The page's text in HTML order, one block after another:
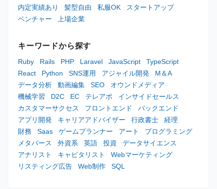
内定実績あり
髪型自由 私服OK
スタートアップ
ベンチャー
上場企業
キーワードから探す
Ruby Rails PHP Laravel JavaScript
TypeScript
React
Python SNS運用 アジャイル開発
M＆A
データ分析
動画編集 SEO
オウンドメディア
機械学習
D2C EC テレアポ
インサイドセールス
カスタマーサクセス
フロントエンド
バックエンド
アプリ開発
キャリアアドバイザー 行政書士
経理
財務
Saas ゲームプランナー アート
プログラミング
メタバース
外資系 英語 投資
データサイエンス
アナリスト
キャピタリスト
Webマーケティング
リスティング広告
Web制作 SQL